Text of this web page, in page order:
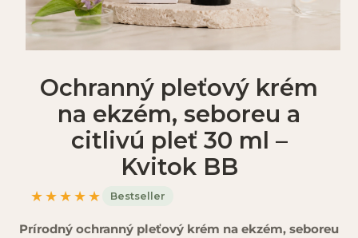
Ochranný pleťový krém
na ekzém, seboreu a
citlivú pleť 30 ml –
Kvitok BB
★★★★★ Bestseller
Prírodný ochranný pleťový krém na ekzém, seboreu